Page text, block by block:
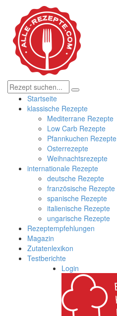
Startseite
klassische Rezepte
Mediterrane Rezepte
Low Carb Rezepte
Pfannkuchen Rezepte
Osterrezepte
Weihnachtsrezepte
internationale Rezepte
deutsche Rezepte
französische Rezepte
spanische Rezepte
italienische Rezepte
ungarische Rezepte
Rezeptempfehlungen
Magazin
Zutatenlexikon
Testberichte
Login